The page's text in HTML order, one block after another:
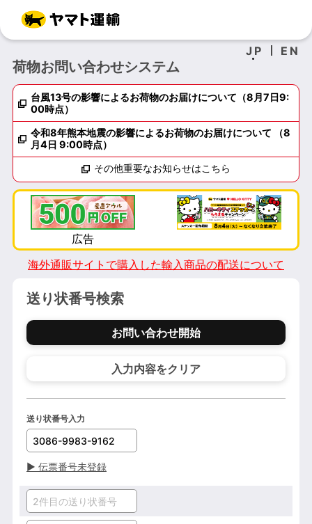
JP EN
荷物お問い合わせシステム
台風13号の影響によるお荷物のお届けについて（8月7日9:
00時点）
令和8年熊本地震の影響によるお荷物のお届けについて （8
月4日 9:00時点）
その他重要なお知らせはこちら
海外通販サイトで購入した輸入商品の配送について
送り状番号検索
お問い合わせ開始
入力内容をクリア
送り状番号入力
▶ 伝票番号未登録